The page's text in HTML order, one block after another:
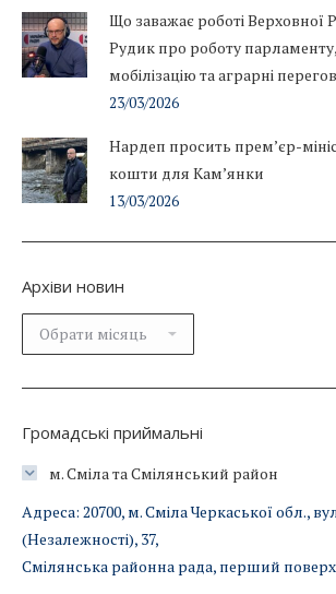
Що заважає роботі Верховної
Рудик про роботу
мобілізацію та аграрні
23/03/2026
Нардеп просить прем’єр-
кошти для Кам’янки
13/03/2026
Архіви новин
Архіви
новин
Громадські приймальні
м. Сміла та Смілянський район
Адреса: 20700, м. Сміла Черкаської обл.,
(Незалежності), 37,
Смілянська районна рада, перший